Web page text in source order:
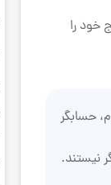
خود را
حسابگر
نیستند.